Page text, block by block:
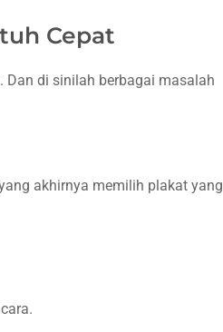
Cepat
Dan di sinilah berbagai masalah
akhirnya memilih plakat yang